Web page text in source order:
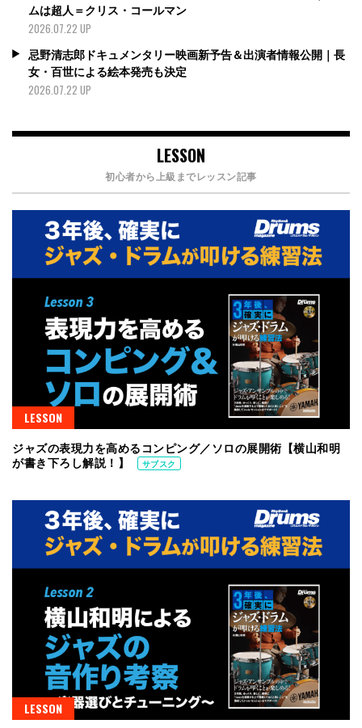
ムは超人＝クリス・コールマン
2026.07.22 UP
忌野清志郎ドキュメンタリー映画新予告＆出演者情報公開｜長
女・百世による絵本発売も決定
2026.07.22 UP
LESSON
初心者から上級までレッスン記事
LESSON
ジャズの表現力を高めるコンピング／ソロの展開術【横山和明
が書き下ろし解説！】
サブスク
LESSON